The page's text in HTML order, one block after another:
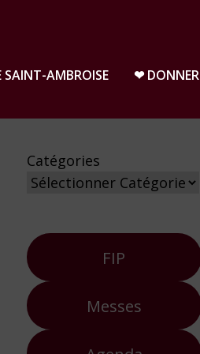
SAINT-AMBROISE ❤︎ DONNER
Catégories
FIP
Messes